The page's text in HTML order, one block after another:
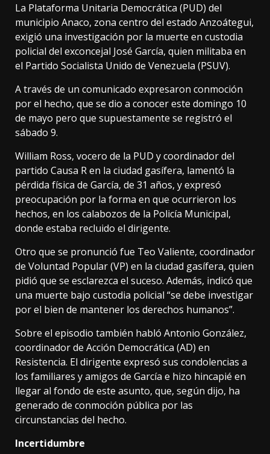
La Plataforma Unitaria Democrática (PUD) del
municipio Anaco, zona centro del estado Anzoátegui,
exigió una investigación por la muerte en custodia
policial del exconcejal José García, quien militaba en
el Partido Socialista Unido de Venezuela (PSUV).
A través de un comunicado expresaron conmoción
por el hecho, que se dio a conocer este domingo 10
de mayo pero que supuestamente se registró el
sábado 9.
William Ross, vocero de la PUD y coordinador del
partido Causa R en la ciudad gasífera, lamentó la
pérdida física de García, de 31 años, y expresó
preocupación por la forma en que ocurrieron los
hechos, en los calabozos de la Policía Municipal,
donde estaba recluido el dirigente.
Otro que se pronunció fue Teo Valiente, coordinador
de Voluntad Popular (VP) en la ciudad gasífera, quien
pidió que se esclarezca el suceso. Además, indicó que
una muerte bajo custodia policial “se debe investigar
por el bien de mantener los derechos humanos”.
Sobre el episodio también habló Antonio González,
coordinador de Acción Democrática (AD) en
Resistencia. El dirigente expresó sus condolencias a
los familiares y amigos de García e hizo hincapié en
llegar al fondo de este asunto, que, según dijo, ha
generado de conmoción pública por las
circunstancias del hecho.
Incertidumbre